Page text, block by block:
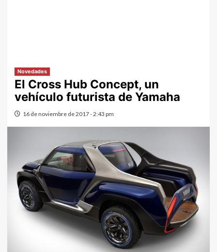
Novedades
El Cross Hub Concept, un
vehículo futurista de Yamaha
16 de noviembre de 2017 - 2:43 pm